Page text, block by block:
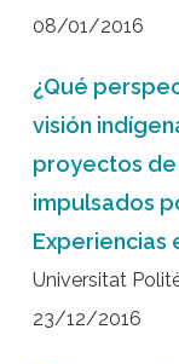
08/01/2016
¿Qué
visión
proyectos
impulsados
Experiencias
Universitat
23/12/2016